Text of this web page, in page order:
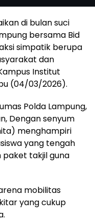
di bulan suci
bersama Bid
simpatik berupa
dan
Institut
(04/03/2026).
Polda Lampung,
Dengan senyum
menghampiri
yang tengah
takjil guna
mobilitas
yang cukup